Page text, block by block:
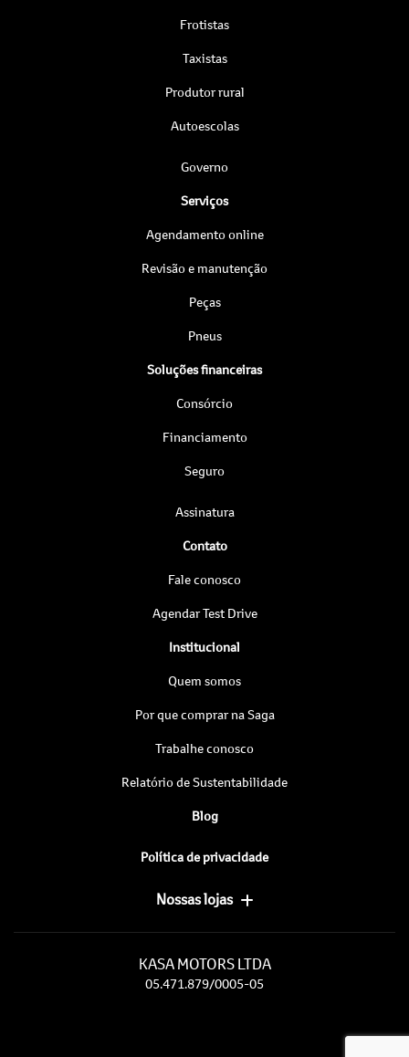
Frotistas
Taxistas
Produtor rural
Autoescolas
Governo
Serviços
Agendamento online
Revisão e manutenção
Peças
Pneus
Soluções financeiras
Consórcio
Financiamento
Seguro
Assinatura
Contato
Fale conosco
Agendar Test Drive
Institucional
Quem somos
Por que comprar na Saga
Trabalhe conosco
Relatório de Sustentabilidade
Blog
Política de privacidade
Nossas lojas
KASA MOTORS LTDA
05.471.879/0005-05